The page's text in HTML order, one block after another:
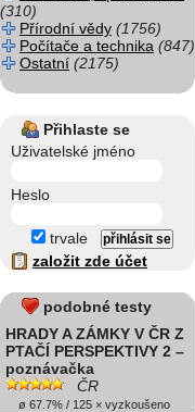
(310)
Přírodní vědy (1756)
Počítače a technika (847)
Ostatní (2175)
Přihlaste se
Uživatelské jméno
Heslo
trvale
založit zde účet
podobné testy
HRADY A ZÁMKY V ČR Z
PTAČÍ PERSPEKTIVY 2 –
poznávačka
ČR
ø 67.7% / 125 × vyzkoušeno